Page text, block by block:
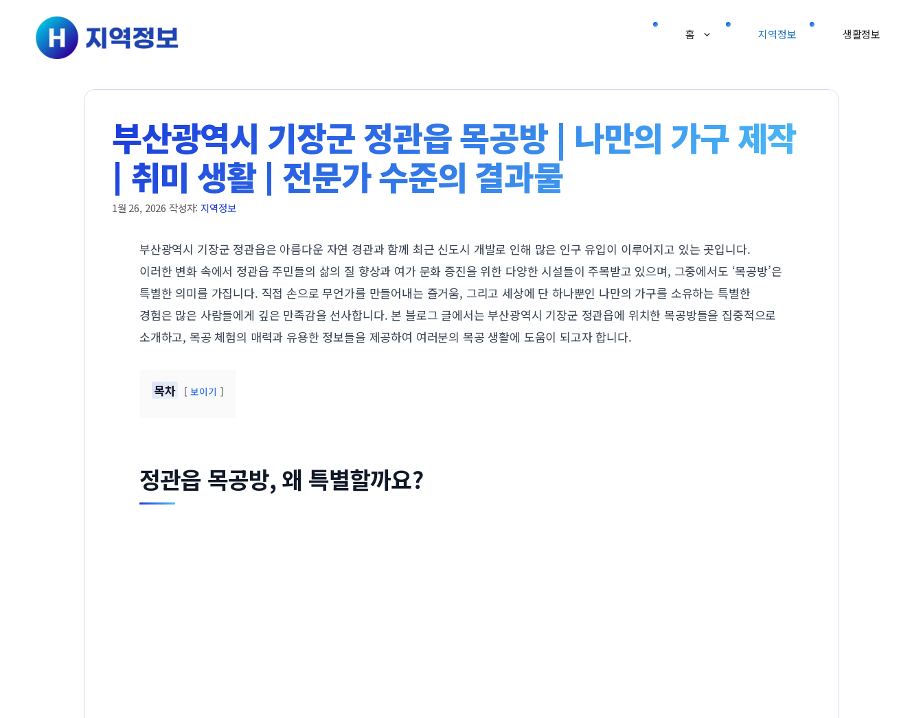
건너뛰기
홈 지역정보 생활정보
부산광역시 기장군 정관읍 목공방 | 나만의 가구 제작
| 취미 생활 | 전문가 수준의 결과물
1월 26, 2026 작성자:지역정보
부산광역시 기장군 정관읍은 아름다운 자연 경관과 함께 최근 신도시 개발로 인해 많은 인구 유입이 이루어지고 있는 곳입니다.
이러한 변화 속에서 정관읍 주민들의 삶의 질 향상과 여가 문화 증진을 위한 다양한 시설들이 주목받고 있으며, 그중에서도 ‘목공방’은
특별한 의미를 가집니다. 직접 손으로 무언가를 만들어내는 즐거움, 그리고 세상에 단 하나뿐인 나만의 가구를 소유하는 특별한
경험은 많은 사람들에게 깊은 만족감을 선사합니다. 본 블로그 글에서는 부산광역시 기장군 정관읍에 위치한 목공방들을 집중적으로
소개하고, 목공 체험의 매력과 유용한 정보들을 제공하여 여러분의 목공 생활에 도움이 되고자 합니다.
목차 보이기
정관읍 목공방, 왜 특별할까요?